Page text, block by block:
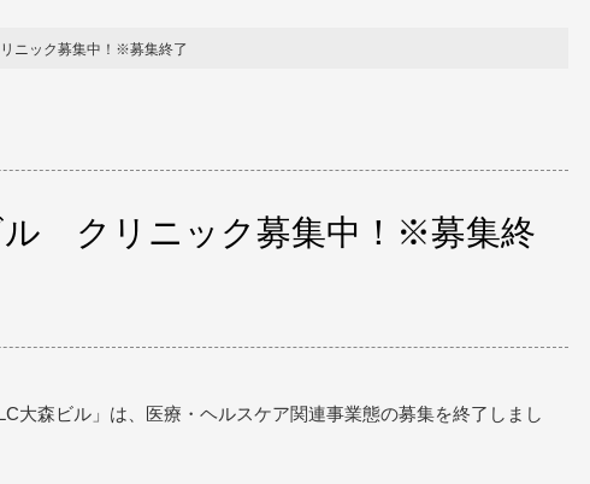
ニック募集中！※募集終了
ル クリニック募集中！※募集終
大森ビル」は、医療・ヘルスケア関連事業態の募集を終了しまし